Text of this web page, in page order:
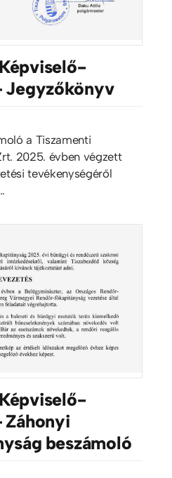
Jegyzőkönyv
a Tiszamenti
2025. évben végzett
tevékenységéről
Záhonyi
beszámoló